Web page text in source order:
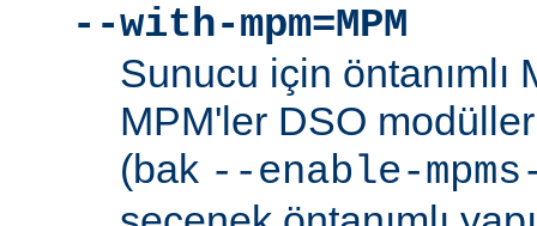
--with-mpm=MPM
Sunucu için öntanımlı
MPM'ler DSO
(bak --enable-